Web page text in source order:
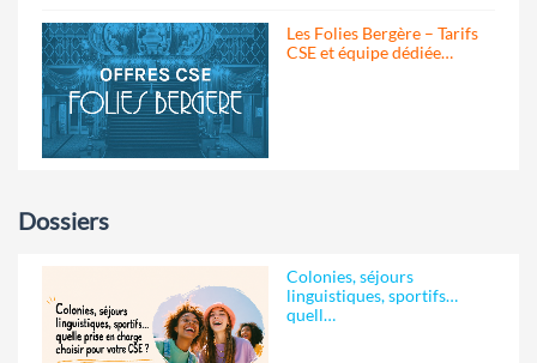
Les Folies Bergère – Tarifs
CSE et équipe dédiée…
Dossiers
Colonies, séjours
linguistiques, sportifs…
quell…